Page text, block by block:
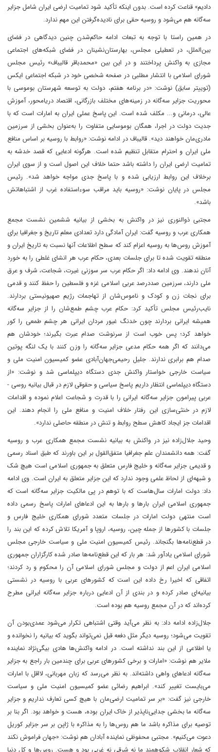
دادیم» قناعت کرده است. بدون اینکه تأکید شود تمامیت ارضی ایران شامل جزایر
سه‌گانه هم می‌شود و روسیه حقی برای نادیده‌گرفتن این مهم ندارد.
در همین راستا با توجه به تبعات ادامه حاکم‌شدن چنین دیدگاهی در فضای
بین‌الملل، در تعطیلی مجلس، بهارستان‌نشینان در فضای شبکه‌های اجتماعی
مجازی به واکنش پرداختند و در این بین «محمدباقر قالیباف» رئیس مجلس
شورای اسلامی با انتشار مطلبی در صفحه شخصی خود در شبکه اجتماعی ایکس
(توییتر سابق) نوشت: «در برنامه هفتم، دولت به توسعه شهرستان بوموسی با
محوریت جزایر سه‌گانه در زمینه‌های مختلف بازرگانی، اقتصاد دریامحور، آموزش
عالی، درمانی و... مکلف شده است. این پاسخ عملی ایران به امارات است که با
جدیت دولت در اجرا، همگان بوموسایی متفاوت را به‌عنوان بخشی از سرزمین
مادری‌مان خواهند دید». قالیباف در ادامه نوشت: «روابط با روسیه بر اساس منافع
ملی ایران و احترام متقابل تنظیم شده است. هرگونه ادعایی که قصد خدشه به
تمامیت ارضی ایران را داشته باشد حتما خلاف این اصول است و از سوی ایران
برخلاف این روابط ارزیابی شده و با پاسخ جدی مواجه خواهد شد». رئیس
مجلس در پایان نوشت: «روسیه باید مراقب سوءاستفاده غرب از اشتباهاتش
باشد».
مجتبی‌ ذوالنوری نیز در واکنش به بخشی از بیانیه ششمین نشست مجمع
همکاری عرب و روسیه گفت: ایران آمادگی دارد تعدادی معلم تاریخ و جغرافیا برای
آموزش روس‌ها به روسیه اعزام کند که سطح اطلاعات آنها نسبت به تاریخ ایران و
منطقه تقویت شده تا برای جلسات بعدی، حکام عرب هر انشای غلطی را به خورد
آنان ندهند. وی ادامه داد: اگر حکام عرب سر سوزنی غیرت، شجاعت، شرف و عرق
ملی دارند، سرزمین صددرصد عربی اسلامی غزه و فلسطین را حفظ کنند و قدمی
برای نجات زن و کودک و ناموس‌شان از تهاجمات رژیم صهیونیستی بردارند.
نایب‌رئیس مجلس تأکید کرد: حکام عرب چشم طمع‌شان را از جزایر سه‌گانه
همیشه ایرانی بردارند چون خدنگ غیور مردان ایرانی هر چشم طمعی را کور
خواهد کرد؛ پس خوب است از سرنوشت صدام عبرت بگیرند؛ خودشان هم
می‌دانند که اگر همه حکام مدعی جزایر سه‌گانه را وزن کنند با یک لنگه پوتین
صدام هم برابری ندارند. جلیل رحیمی‌جهان‌آبادی عضو کمیسیون امنیت ملی و
سیاست خارجی خواستار واکنش جدی دستگاه دیپلماسی شد و نوشت: «از
دستگاه دیپلماسی انتظار داریم پاسخ سیاسی و حقوقی لازم در قبال بیانیه روسی -
عربی پیرامون جزایر سه‌گانه ایرانی را با قدرت و شجاعت اعلام نموده و اقدامات
لازم در خنثی‌سازی این رفتار خلاف امنیت و منافع ملی را انجام دهند. این
اقدامات جز ایجاد کاهش سطح روابط و تنش در منطقه حاصلی ندارد». ‌
وحید جلال‌زاده نیز در واکنش به بیانیه نشست مجمع همکاری عرب و روسیه
گفت: همه دانشمندان علم جغرافیا متفق‌القول بر این باورند که طبق اسناد رسمی
و قدیمی جزایر سه‌گانه و خلیج فارس متعلق به جمهوری اسلامی است هیچ شک
و شبهه‌ای از لحاظ علمی وجود ندارد که این جزایر متعلق به ایران است. وی ادامه
داد: دولت امارات سال‌هاست که با توهم در پی مالکیت جزایر سه‌گانه است که
جمهوری اسلامی ایران بارها و بارها به این ادعاهای امارات پاسخ رسمی داده
است منتهی دولت امارات در جلسات متعدد شورای همکاری خلیج فارس و
جلسات با کشورها از جمله چین، روسیه، اروپا و آمریکا تلاش کرده که این بند را
در قطع‌نامه‌ها بگنجاند. رئیس کمیسیون امنیت ملی و سیاست خارجی مجلس
شورای اسلامی یادآور شد: هر بار که این قطع‌نامه‌ها صادر شده کارگزاران جمهوری
اسلامی ایران اعم از دولت و مجلس شورای اسلامی آن را محکوم و رد کردند؛
اتفاقی که اخیرا رخ داده این است که کشورهای عربی با روسیه در نشستی
بیانیه‌ای صادر کرده و در بندی از آن ادعایی درباره جزایر سه‌گانه ایرانی مطرح
کرده‌اند که در آن مجمع روسیه هم بوده است.
جلال‌زاده ادامه داد: به نظر می‌آید وقتی اشتباهی تکرار می‌شود عمدی‌بودن آن
تقویت می‌شود؛ روسیه دیگر مثل دفعه قبل نمی‌تواند بگوید که بیانیه را نخوانده و
یا اطلاعی از این بند نداشته است. ‌‌در ادامه واکنش‌ها هادی بیگی‌نژاد نماینده
ملایر هم نوشت: «امارات و برخی کشورهای عربی برای چندمین بار راجع به جزایر
سه‌گانه ادعاهای واهی داشته‌اند. به نظر می‌رسد که زبان مهربانی، لااقل با امارات
می‌بایست تغییر کند». ابراهیم رضائی عضو کمیسیون امنیت ملی و سیاست
خارجی نیز گفت: «بر سر تمامیت ارضی‌مان با هیچ کسی تعارف نداریم و جزایر
سه‌گانه ما بخشی جدایی‌ناپذیر از خاک ایران بوده، هست و خواهد بود. اگر بنا بر
توصیه برای مذاکره باشد ما هم روس‌ها را به مذاکره با ژاپن بر سر جزایر کوریل
دعوت می‌کنیم». مجتبی محفوظی نماینده آبادان هم نوشت: «جهان فراموش نکند
که شعار انقلاب شکوهمند ما نه شرقی نه غربی بود و هست. روس‌ها و کل دنیا